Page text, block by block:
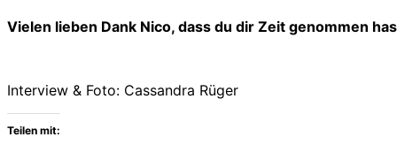
Vielen lieben Dank Nico, dass du dir Zeit genommen
Interview & Foto: Cassandra Rüger
Teilen mit: